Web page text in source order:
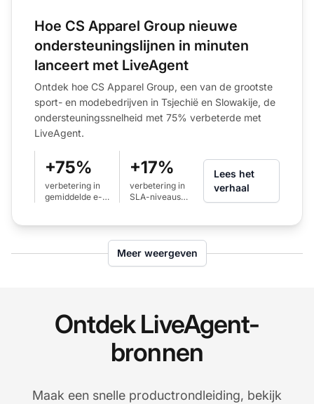
Hoe CS Apparel Group nieuwe
ondersteuningslijnen in minuten
lanceert met LiveAgent
Ontdek hoe CS Apparel Group, een van de grootste
sport- en modebedrijven in Tsjechië en Slowakije, de
ondersteuningssnelheid met 75% verbeterde met
LiveAgent.
+75%
verbetering in
gemiddelde e-
+17%
verbetering in
SLA-niveaus
Lees het
verhaal
Meer weergeven
Ontdek LiveAgent-
bronnen
Maak een snelle productrondleiding, bekijk